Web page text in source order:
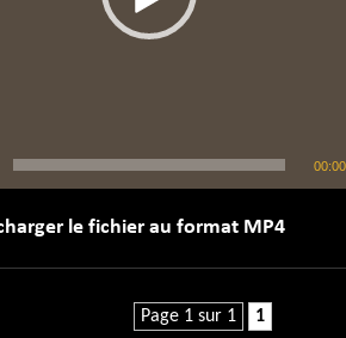
00:00
Page 1 sur 1 1